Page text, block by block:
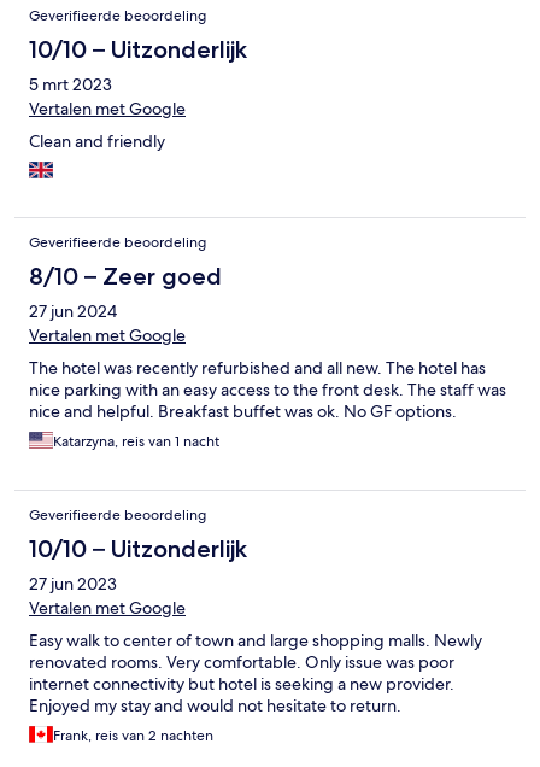
Geverifieerde beoordeling
10/10 – Uitzonderlijk
5 mrt 2023
Vertalen met Google
Clean and friendly
Geverifieerde beoordeling
8/10 – Zeer goed
27 jun 2024
Vertalen met Google
The hotel was recently refurbished and all new. The hotel has
nice parking with an easy access to the front desk. The staff was
nice and helpful. Breakfast buffet was ok. No GF options.
Katarzyna, reis van 1 nacht
Geverifieerde beoordeling
10/10 – Uitzonderlijk
27 jun 2023
Vertalen met Google
Easy walk to center of town and large shopping malls. Newly
renovated rooms. Very comfortable. Only issue was poor
internet connectivity but hotel is seeking a new provider.
Enjoyed my stay and would not hesitate to return.
Frank, reis van 2 nachten